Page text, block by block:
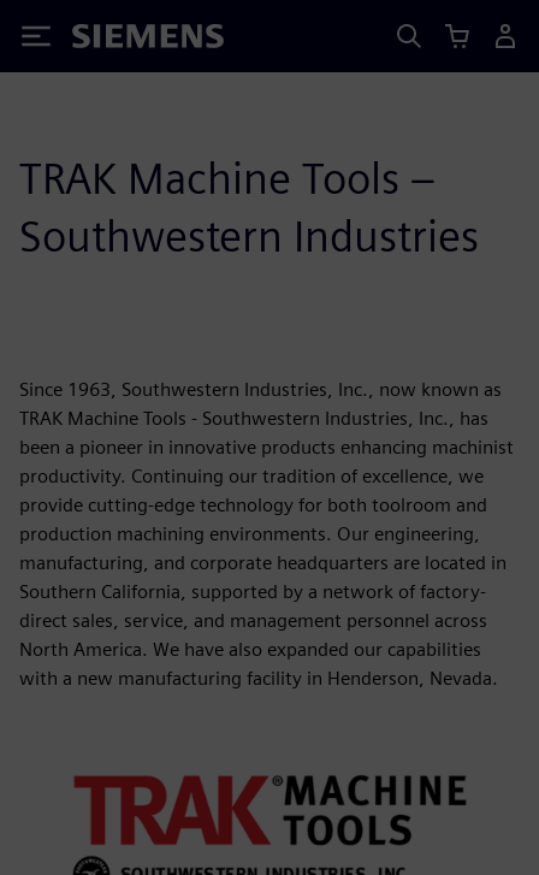
Siemens
TRAK Machine Tools –
Southwestern Industries
Since 1963, Southwestern Industries, Inc., now known as
TRAK Machine Tools - Southwestern Industries, Inc., has
been a pioneer in innovative products enhancing machinist
productivity. Continuing our tradition of excellence, we
provide cutting-edge technology for both toolroom and
production machining environments. Our engineering,
manufacturing, and corporate headquarters are located in
Southern California, supported by a network of factory-
direct sales, service, and management personnel across
North America. We have also expanded our capabilities
with a new manufacturing facility in Henderson, Nevada.